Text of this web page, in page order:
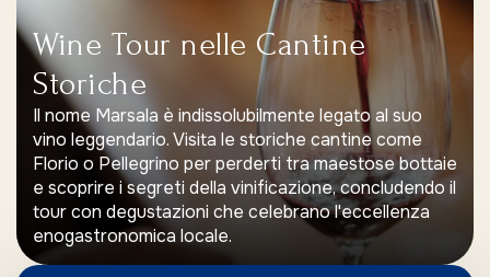
Wine Tour nelle Cantine
Storiche
Il nome Marsala è indissolubilmente legato al suo
vino leggendario. Visita le storiche cantine come
Florio o Pellegrino per perderti tra maestose bottaie
e scoprire i segreti della vinificazione, concludendo il
tour con degustazioni che celebrano l'eccellenza
enogastronomica locale.